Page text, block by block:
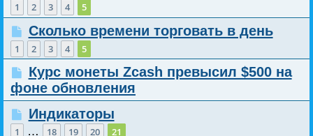
1 2 3 4 5
Сколько времени торговать в день
1 2 3 4 5
Курс монеты Zcash превысил $500 на
фоне обновления
Индикаторы
1 … 18 19 20 21